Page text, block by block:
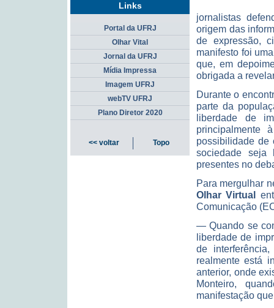
jornalistas
origem das
de expressão,
manifesto foi
que, em
obrigada a
Durante o
parte da
liberdade de
principalmente
possibilidade de
sociedade seja
presentes no
Para mergulhar
Olhar Virtual
Comunicação
— Quando se
liberdade de
de
realmente está
anterior, onde
Monteiro,
manifestação
Links
Portal da UFRJ
Olhar Vital
Jornal da UFRJ
Mídia Impressa
Imagem UFRJ
webTV UFRJ
Plano Diretor 2020
<< voltar Topo